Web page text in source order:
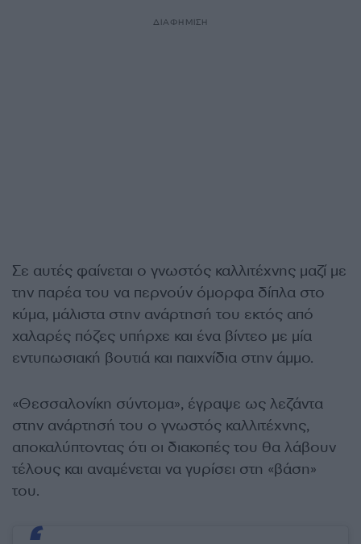
ΔΙΑΦΗΜΙΣΗ
Σε αυτές φαίνεται ο γνωστός καλλιτέχνης μαζί με
την παρέα του να περνούν όμορφα δίπλα στο
κύμα, μάλιστα στην ανάρτησή του εκτός από
χαλαρές πόζες υπήρχε και ένα βίντεο με μία
εντυπωσιακή βουτιά και παιχνίδια στην άμμο.
«Θεσσαλονίκη σύντομα», έγραψε ως λεζάντα
στην ανάρτησή του ο γνωστός καλλιτέχνης,
αποκαλύπτοντας ότι οι διακοπές του θα λάβουν
τέλους και αναμένεται να γυρίσει στη «βάση»
του.